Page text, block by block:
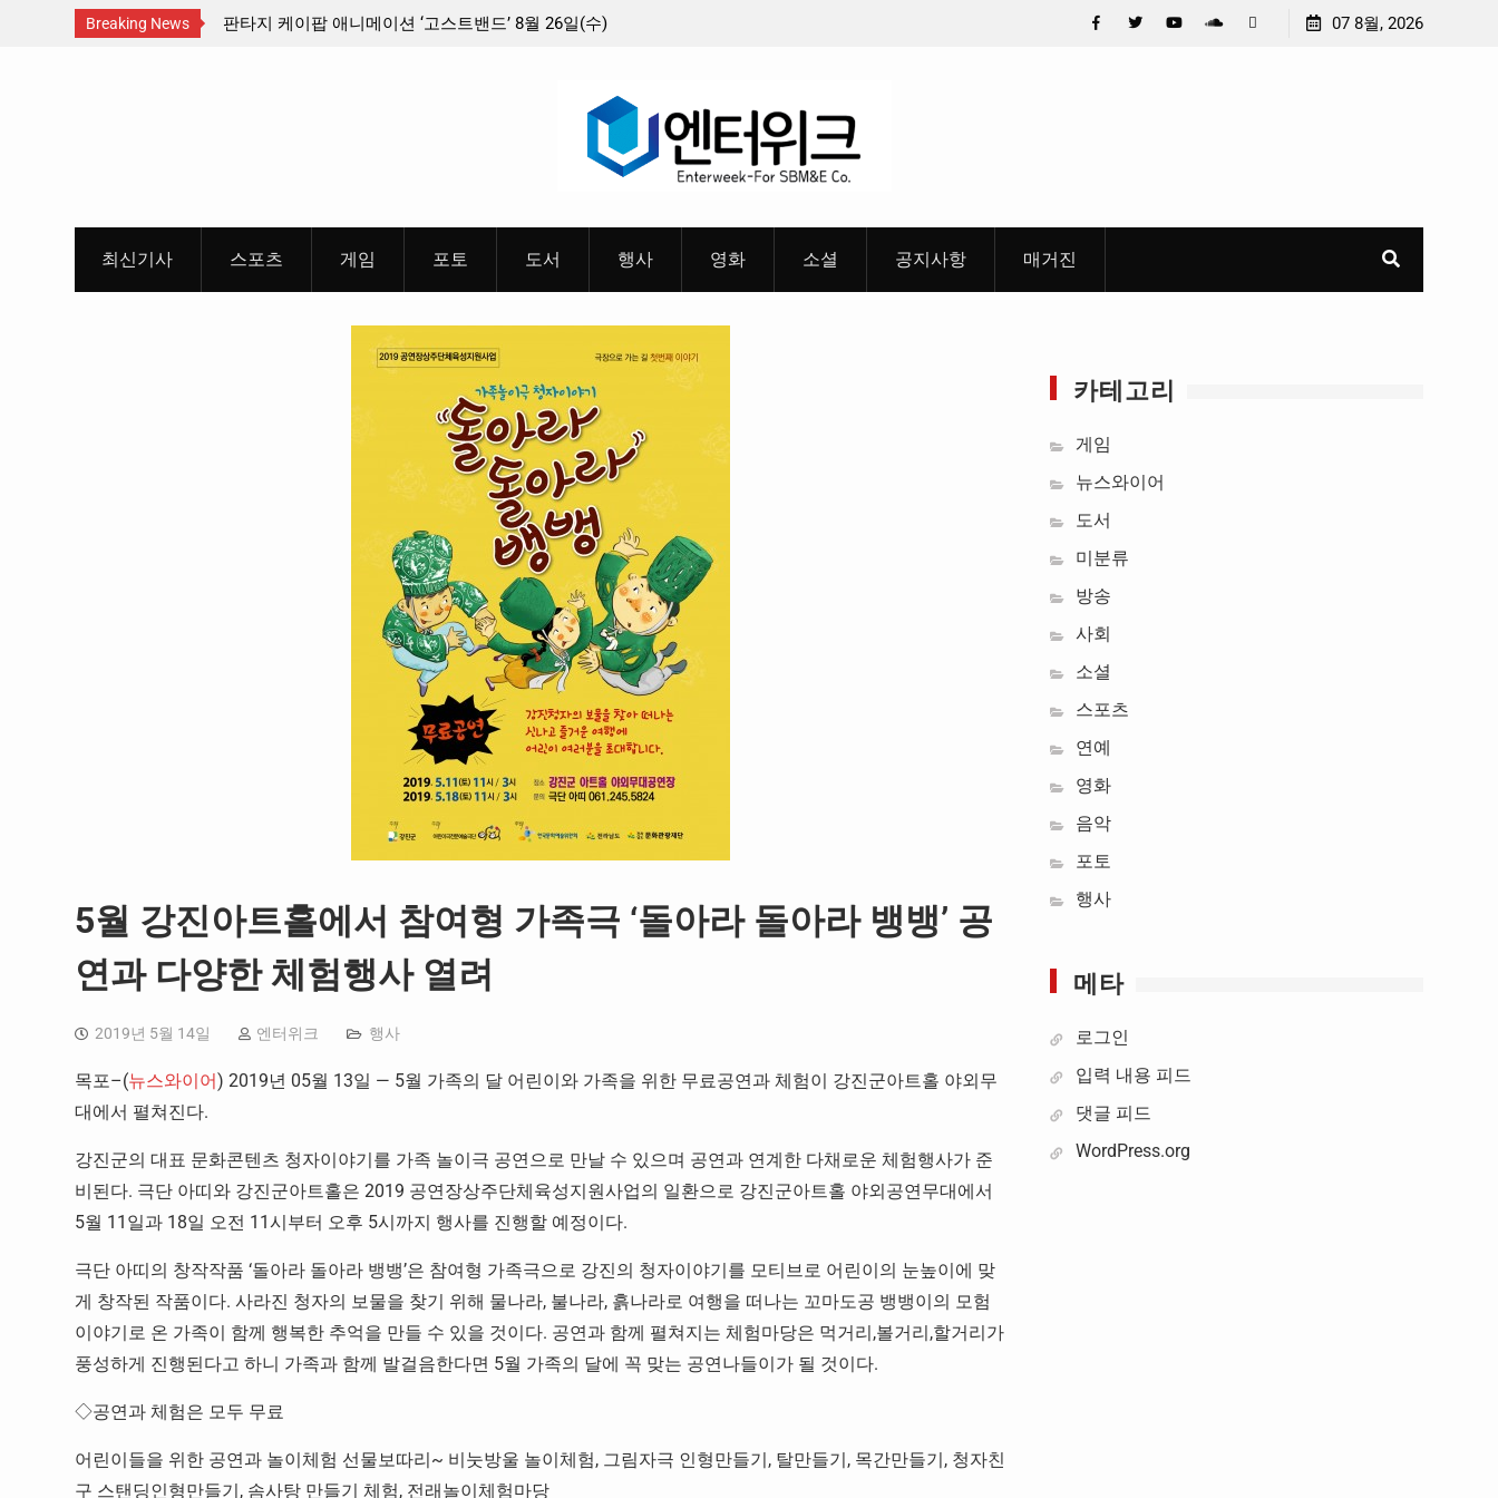
Breaking News
판타지 케이팝 애니메이션 ‘고스트밴드’ 8월 26일(수)
충청 청소년이 만든 U대회 홍보 영상…최종 6편 선정
중요 메일메일 제목정준호 의원, 축구협회 슬그머니 만
안호영 의원 , 전북 국
07 8월, 2026
최신기사 스포츠 게임 포토 도서 행사 영화 소셜 공지사항 매거진
5월 강진아트홀에서 참여형 가족극 ‘돌아라 돌아라 뱅뱅’ 공
연과 다양한 체험행사 열려
2019년 5월 14일 엔터위크 행사
목포–(뉴스와이어) 2019년 05월 13일 — 5월 가족의 달 어린이와 가족을 위한 무료공연과 체험이 강진군아트홀 야외무
대에서 펼쳐진다.
강진군의 대표 문화콘텐츠 청자이야기를 가족 놀이극 공연으로 만날 수 있으며 공연과 연계한 다채로운 체험행사가 준
비된다. 극단 아띠와 강진군아트홀은 2019 공연장상주단체육성지원사업의 일환으로 강진군아트홀 야외공연무대에서
5월 11일과 18일 오전 11시부터 오후 5시까지 행사를 진행할 예정이다.
극단 아띠의 창작작품 ‘돌아라 돌아라 뱅뱅’은 참여형 가족극으로 강진의 청자이야기를 모티브로 어린이의 눈높이에 맞
게 창작된 작품이다. 사라진 청자의 보물을 찾기 위해 물나라, 불나라, 흙나라로 여행을 떠나는 꼬마도공 뱅뱅이의 모험
이야기로 온 가족이 함께 행복한 추억을 만들 수 있을 것이다. 공연과 함께 펼쳐지는 체험마당은 먹거리,볼거리,할거리가
풍성하게 진행된다고 하니 가족과 함께 발걸음한다면 5월 가족의 달에 꼭 맞는 공연나들이가 될 것이다.
◇공연과 체험은 모두 무료
어린이들을 위한 공연과 놀이체험 선물보따리~ 비눗방울 놀이체험, 그림자극 인형만들기, 탈만들기, 목간만들기, 청자친
구 스탠딩인형만들기, 솜사탕 만들기 체험, 전래놀이체험마당
카테고리
게임
뉴스와이어
도서
미분류
방송
사회
소셜
스포츠
연예
영화
음악
포토
행사
메타
로그인
입력 내용 피드
댓글 피드
WordPress.org